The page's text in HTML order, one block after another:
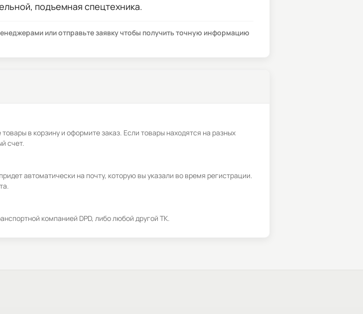
подъемная спецтехника.
или отправьте заявку чтобы получить точную информацию
в корзину и оформите заказ. Если товары находятся на разных
счет.
автоматически на почту, которую вы указали во время регистрации.
компанией DPD, либо любой другой ТК.